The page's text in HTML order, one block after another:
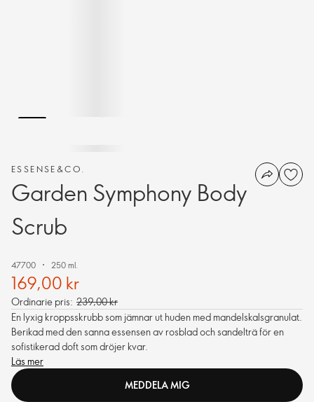
ESSENSE&CO.
Garden Symphony Body
Scrub
47700 250 ml.
169,00 kr
Ordinarie pris: 239,00 kr
En lyxig kroppsskrubb som jämnar ut huden med mandelskalsgranulat.
Berikad med den sanna essensen av rosblad och sandelträ för en
sofistikerad doft som dröjer kvar.
Läs mer
MEDDELA MIG